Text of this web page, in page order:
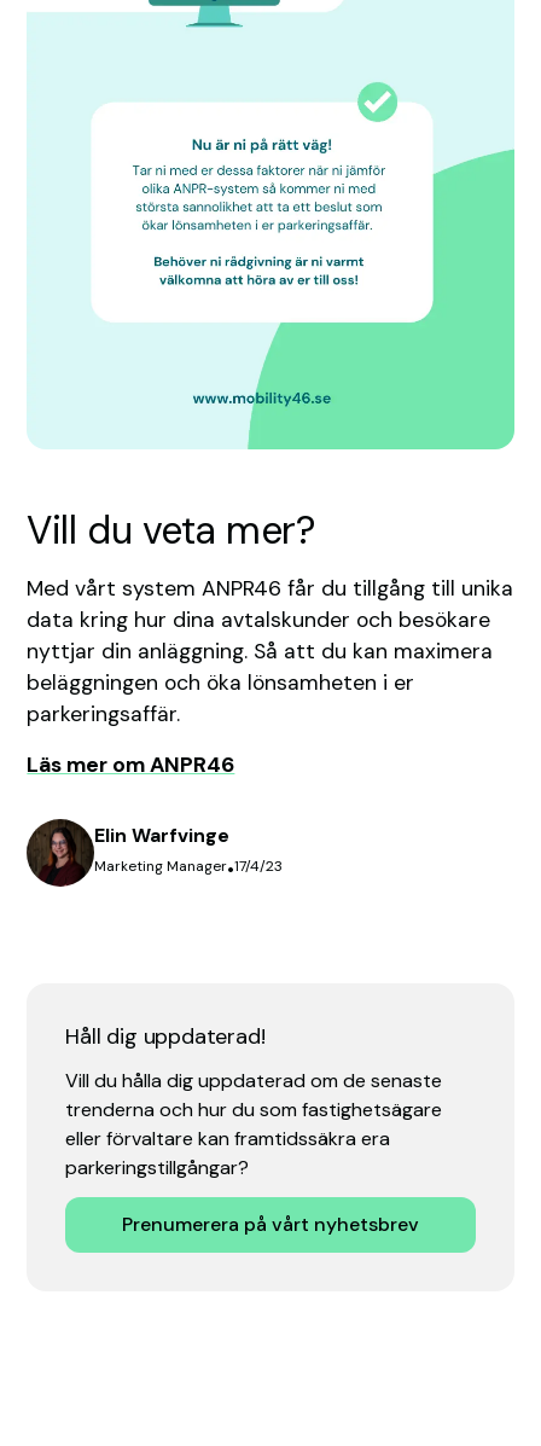
Vill du veta mer?
Med vårt system ANPR46 får du tillgång till unika
data kring hur dina avtalskunder och besökare
nyttjar din anläggning. Så att du kan maximera
beläggningen och öka lönsamheten i er
parkeringsaffär.
Läs mer om ANPR46
Elin Warfvinge
Marketing Manager•17/4/23
Håll dig uppdaterad!
Vill du hålla dig uppdaterad om de senaste
trenderna och hur du som fastighetsägare
eller förvaltare kan framtidssäkra era
parkeringstillgångar?
Prenumerera på vårt nyhetsbrev